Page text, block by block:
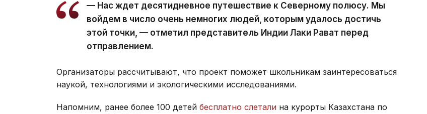
— Нас ждет десятидневное путешествие к Северному полюсу. Мы
войдем в число очень немногих людей, которым удалось достичь
этой точки, — отметил представитель Индии Лаки Рават перед
отправлением.
Организаторы рассчитывают, что проект поможет школьникам заинтересоваться
наукой, технологиями и экологическими исследованиями.
Напомним, ранее более 100 детей бесплатно слетали на курорты Казахстана по